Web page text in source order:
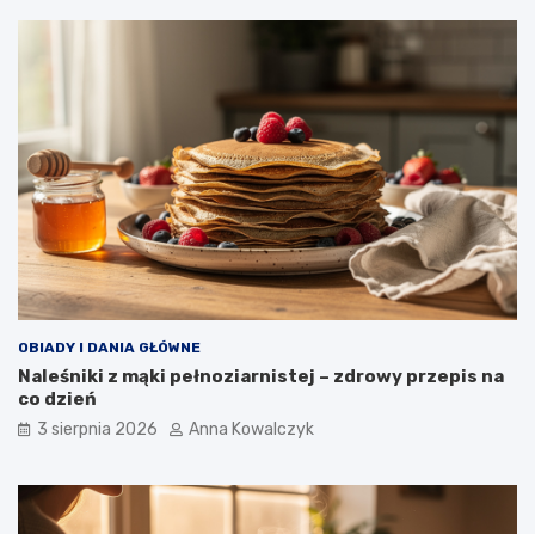
OBIADY I DANIA GŁÓWNE
Naleśniki z mąki pełnoziarnistej – zdrowy przepis na
co dzień
3 sierpnia 2026 Anna Kowalczyk